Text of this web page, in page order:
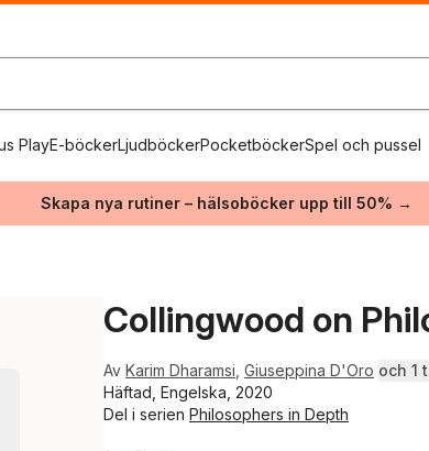
PlayE-böckerLjudböckerPocketböckerSpel och pussel
Skapa nya rutiner – hälsoböcker upp till 50% →
Collingwood on
Av Karim Dharamsi Giuseppina D'Oro och 1
Häftad, Engelska, 2020
Del i serien Philosophers in Depth